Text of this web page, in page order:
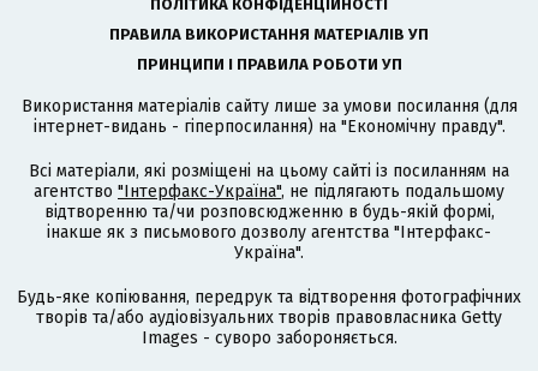
ПОЛІТИКА КОНФІДЕНЦІЙНОСТІ
ПРАВИЛА ВИКОРИСТАННЯ МАТЕРІАЛІВ УП
ПРИНЦИПИ І ПРАВИЛА РОБОТИ УП
Використання матеріалів сайту лише за умови посилання (для
інтернет-видань - гіперпосилання) на "Економічну правду".
Всі матеріали, які розміщені на цьому сайті із посиланням на
агентство "Інтерфакс-Україна", не підлягають подальшому
відтворенню та/чи розповсюдженню в будь-якій формі,
інакше як з письмового дозволу агентства "Інтерфакс-
Україна".
Будь-яке копіювання, передрук та відтворення фотографічних
творів та/або аудіовізуальних творів правовласника Getty
Images - суворо забороняється.